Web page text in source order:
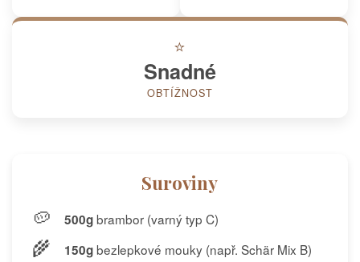
⭐
Snadné
OBTÍŽNOST
Suroviny
🥔 500gbrambor (varný typ C)
🌾 150gbezlepkové mouky (např. Schär Mix B)